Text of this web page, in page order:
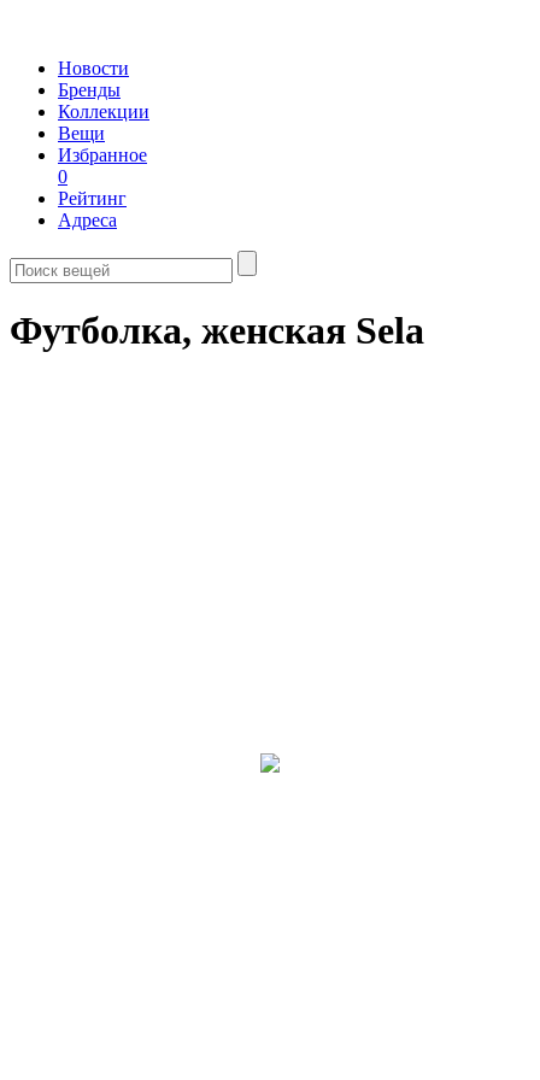
Новости
Бренды
Коллекции
Вещи
Избранное
0
Рейтинг
Адреса
Футболка, женская Sela